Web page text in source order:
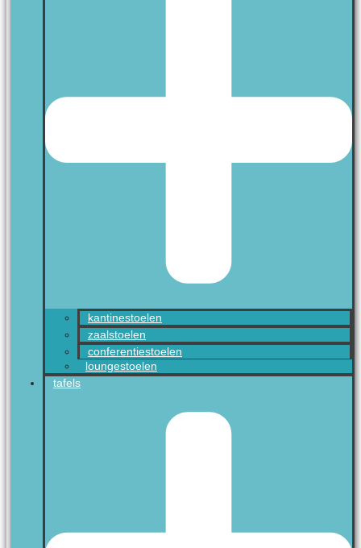
kantinestoelen
zaalstoelen
conferentiestoelen
loungestoelen
tafels